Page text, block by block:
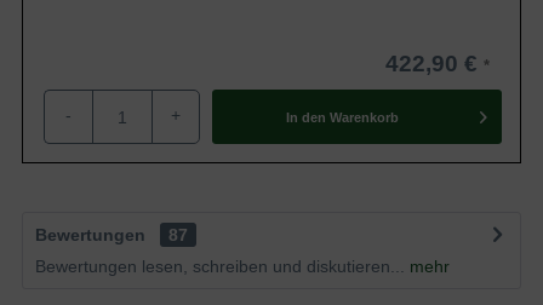
422,90 €
- + In den Warenkorb
Bewertungen
87
Bewertungen lesen, schreiben und diskutieren...
mehr